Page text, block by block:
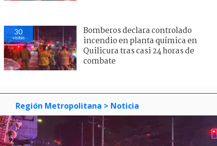
30
visitas
Bomberos declara controlado
incendio en planta química en
Quilicura tras casi 24 horas de
combate
Región Metropolitana > Noticia